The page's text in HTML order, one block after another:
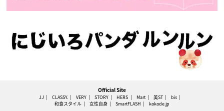
Official Site
JJ CLASSY. VERY STORY HERS Mart 美ST
bis
和食スタイル
女性自身 SmartFLASH kokode.jp